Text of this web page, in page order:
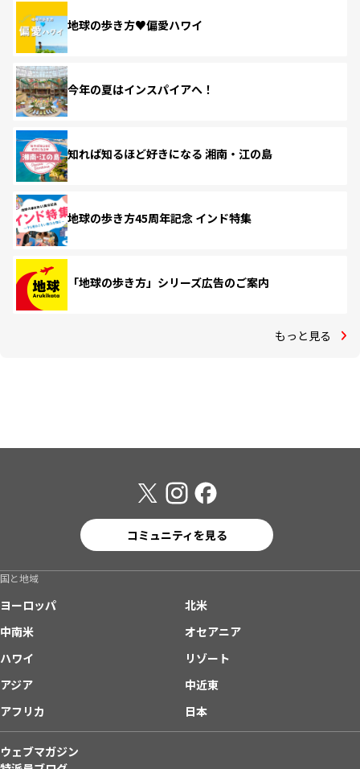
地球の歩き方♥偏愛ハワイ
今年の夏はインスパイアへ！
知れば知るほど好きになる 湘南・江の島
地球の歩き方45周年記念 インド特集
「地球の歩き方」シリーズ広告のご案内
もっと見る
コミュニティを見る
国と地域
ヨーロッパ
北米
中南米
オセアニア
ハワイ
リゾート
アジア
中近東
アフリカ
日本
ウェブマガジン